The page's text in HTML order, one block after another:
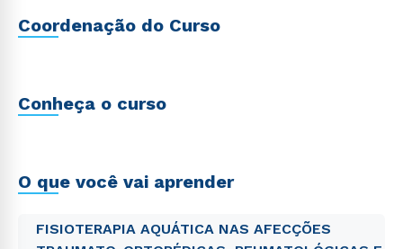
Coordenação do Curso
Conheça o curso
O que você vai aprender
FISIOTERAPIA AQUÁTICA NAS AFECÇÕES